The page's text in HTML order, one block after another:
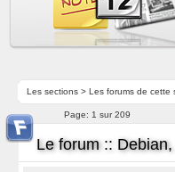
Les sections> Les forums de cette
Page: 1 sur 209
Le forum ::